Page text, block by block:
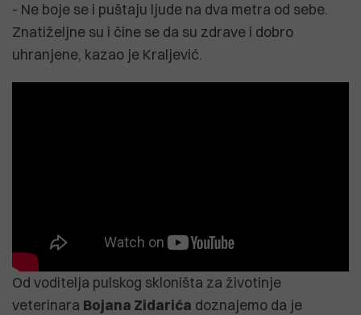
- Ne boje se i puštaju ljude na dva metra od sebe.
Znatiželjne su i čine se da su zdrave i dobro
uhranjene, kazao je Kraljević.
Od voditelja pulskog skloništa za životinje
veterinara Bojana Zidarića doznajemo da je